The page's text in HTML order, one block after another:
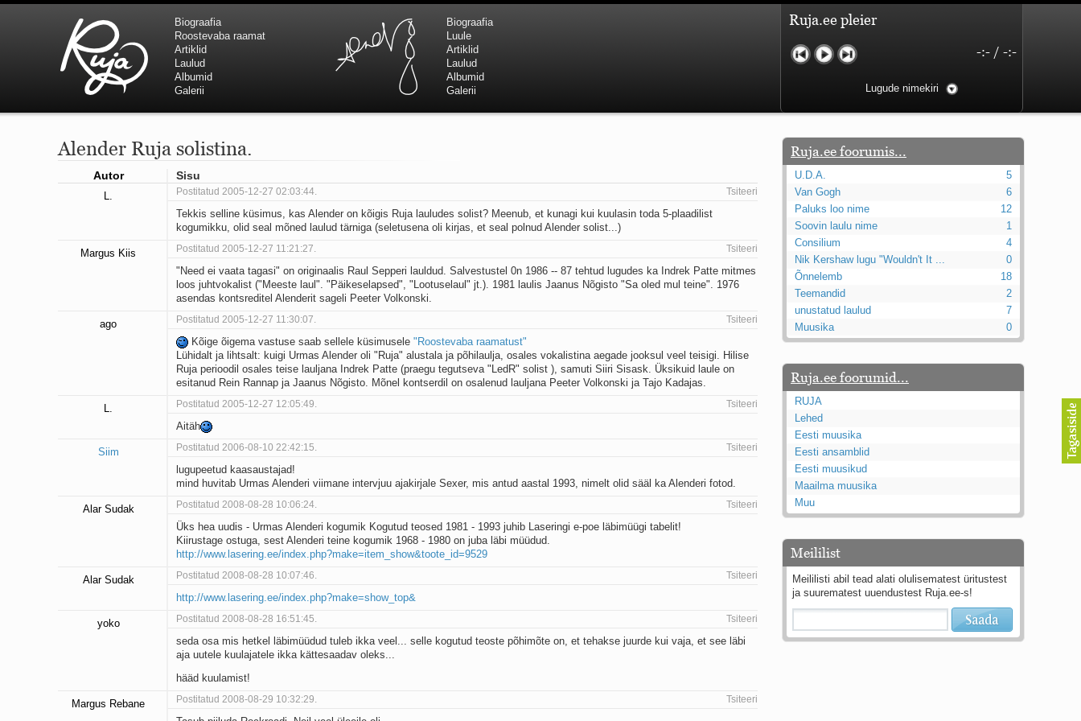
Biograafia
Roostevaba raamat
Artiklid
Laulud
Albumid
Galerii
Biograafia
Luule
Artiklid
Laulud
Albumid
Galerii
Ruja.ee pleier
-:- / -:-
Lugude nimekiri
Alender Ruja solistina.
Autor Sisu
L. Postitatud 2005-12-27 02:03:44. Tsiteeri
Tekkis selline küsimus, kas Alender on kõigis Ruja lauludes solist? Meenub, et kunagi kui kuulasin toda 5-plaadilist
kogumikku, olid seal mõned laulud tärniga (seletusena oli kirjas, et seal polnud Alender solist...)
Margus Kiis Postitatud 2005-12-27 11:21:27. Tsiteeri
"Need ei vaata tagasi" on originaalis Raul Sepperi lauldud. Salvestustel 0n 1986 -- 87 tehtud lugudes ka Indrek Patte mitmes
loos juhtvokalist ("Meeste laul". "Päikeselapsed", "Lootuselaul" jt.). 1981 laulis Jaanus Nõgisto "Sa oled mul teine". 1976
asendas kontsreditel Alenderit sageli Peeter Volkonski.
ago Postitatud 2005-12-27 11:30:07. Tsiteeri
Kõige õigema vastuse saab sellele küsimusele "Roostevaba raamatust"
Lühidalt ja lihtsalt: kuigi Urmas Alender oli "Ruja" alustala ja põhilaulja, osales vokalistina aegade jooksul veel teisigi. Hilise
Ruja perioodil osales teise lauljana Indrek Patte (praegu tegutseva "LedR" solist ), samuti Siiri Sisask. Üksikuid laule on
esitanud Rein Rannap ja Jaanus Nõgisto. Mõnel kontserdil on osalenud lauljana Peeter Volkonski ja Tajo Kadajas.
L. Postitatud 2005-12-27 12:05:49. Tsiteeri
Aitäh
Siim Postitatud 2006-08-10 22:42:15. Tsiteeri
lugupeetud kaasaustajad!
mind huvitab Urmas Alenderi viimane intervjuu ajakirjale Sexer, mis antud aastal 1993, nimelt olid sääl ka Alenderi fotod.
Alar Sudak Postitatud 2008-08-28 10:06:24. Tsiteeri
Üks hea uudis - Urmas Alenderi kogumik Kogutud teosed 1981 - 1993 juhib Laseringi e-poe läbimüügi tabelit!
Kiirustage ostuga, sest Alenderi teine kogumik 1968 - 1980 on juba läbi müüdud.
http://www.lasering.ee/index.php?make=item_show&toote_id=9529
Alar Sudak Postitatud 2008-08-28 10:07:46. Tsiteeri
http://www.lasering.ee/index.php?make=show_top&
yoko Postitatud 2008-08-28 16:51:45. Tsiteeri
seda osa mis hetkel läbimüüdud tuleb ikka veel... selle kogutud teoste põhimõte on, et tehakse juurde kui vaja, et see läbi
aja uutele kuulajatele ikka kättesaadav oleks...
hääd kuulamist!
Margus Rebane Postitatud 2008-08-29 10:32:29. Tsiteeri
Ruja.ee foorumis...
U.D.A.
5
Van Gogh
6
Paluks loo nime
12
Soovin laulu nime
1
Consilium
4
Nik Kershaw lugu "Wouldn't It ...
0
Õnnelemb
18
Teemandid
2
unustatud laulud
7
Muusika
0
Ruja.ee foorumid...
RUJA
Lehed
Eesti muusika
Eesti ansamblid
Eesti muusikud
Maailma muusika
Muu
Meililist
Meililisti abil tead alati olulisematest üritustest
ja suurematest uuendustest Ruja.ee-s!